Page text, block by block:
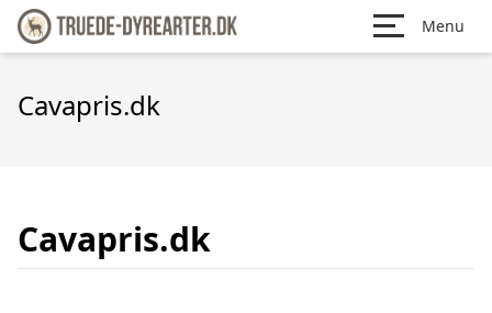
Menu
Cavapris.dk
Cavapris.dk